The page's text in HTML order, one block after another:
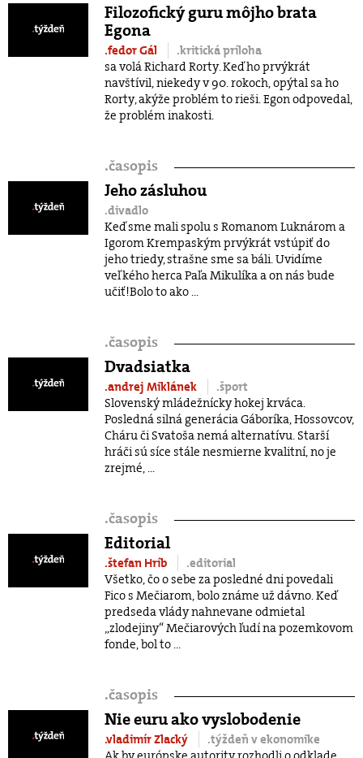
Filozofický guru môjho brata
Egona
.fedor Gál
.kritická príloha
sa volá Richard Rorty. Keď ho prvýkrát
navštívil, niekedy v 90. rokoch, opýtal sa ho
Rorty, akýže problém to rieši. Egon odpovedal,
že problém inakosti.
.časopis
Jeho zásluhou
.divadlo
Keď sme mali spolu s Romanom Luknárom a
Igorom Krempaským prvýkrát vstúpiť do
jeho triedy, strašne sme sa báli. Uvidíme
veľkého herca Paľa Mikulíka a on nás bude
učiť!Bolo to ako ...
.časopis
Dvadsiatka
.andrej Miklánek
.šport
Slovenský mládežnícky hokej krváca.
Posledná silná generácia Gáboríka, Hossovcov,
Cháru či Svatoša nemá alternatívu. Starší
hráči sú síce stále nesmierne kvalitní, no je
zrejmé, ...
.časopis
Editorial
.štefan Hríb
.editorial
Všetko, čo o sebe za posledné dni povedali
Fico s Mečiarom, bolo známe už dávno. Keď
predseda vlády nahnevane odmietal
„zlodejiny“ Mečiarových ľudí na pozemkovom
fonde, bol to ...
.časopis
Nie euru ako vyslobodenie
.vladimír Zlacký
.týždeň v ekonomike